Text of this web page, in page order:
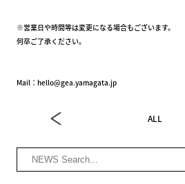
※営業日や時間等は変更になる場合もございます。
何卒ご了承ください。
Mail：hello@gea.yamagata.jp
ALL